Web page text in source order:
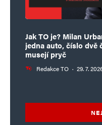
Jak TO je? Milan
jedna auto, číslo dvě
musejí pryč
Redakce TO · 29. 7.